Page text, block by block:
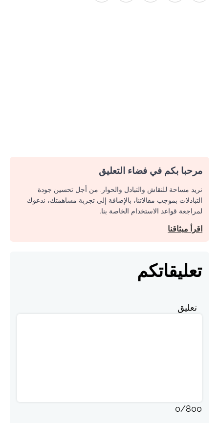
مرحبا بكم في فضاء التعليق
نريد مساحة للنقاش والتبادل والحوار. من أجل تحسين جودة
التبادلات بموجب مقالاتنا، بالإضافة إلى تجربة مساهمتك، ندعوك
لمراجعة قواعد الاستخدام الخاصة بنا.
اقرأ ميثاقنا
تعليقاتكم
تعليق
0/800